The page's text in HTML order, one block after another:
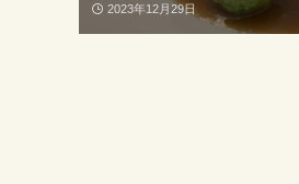
2023年12月29日